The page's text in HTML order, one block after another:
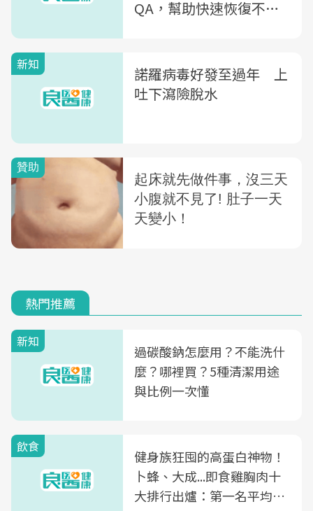
QA，幫助快速恢復不脫
新知
諾羅病毒好發至過年 上
吐下瀉險脫水
熱門推薦
新知
過碳酸鈉怎麼用？不能洗什
麼？哪裡買？5種清潔用途
與比例一次懂
飲食
健身族狂囤的高蛋白神物！
卜蜂、大成...即食雞胸肉十
大排行出爐：第一名平均一